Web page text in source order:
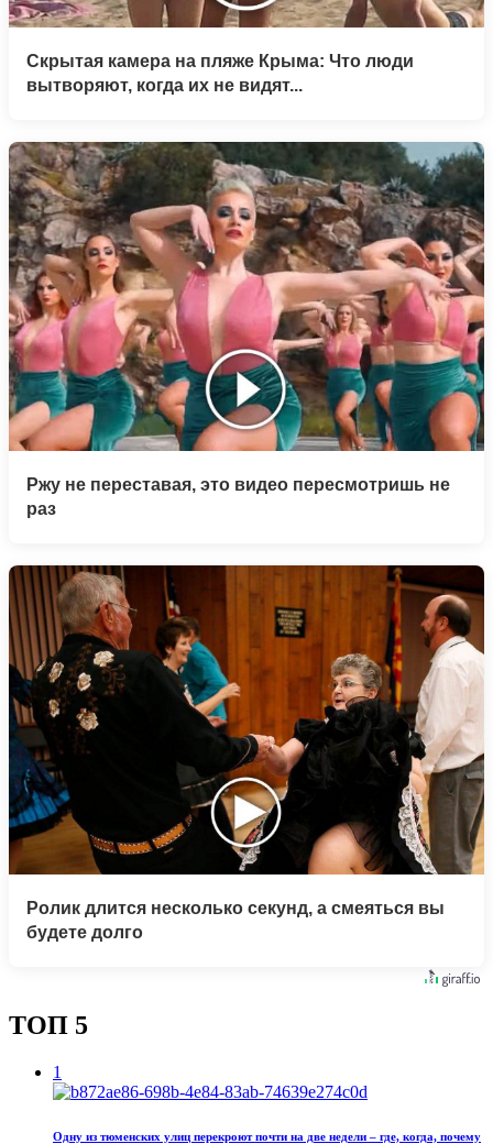
Скрытая камера на пляже Крыма: Что люди
вытворяют, когда их не видят...
Ржу не переставая, это видео пересмотришь не
раз
Ролик длится несколько секунд, а смеяться вы
будете долго
ТОП 5
1
Одну из тюменских улиц перекроют почти на две недели – где, когда, почему